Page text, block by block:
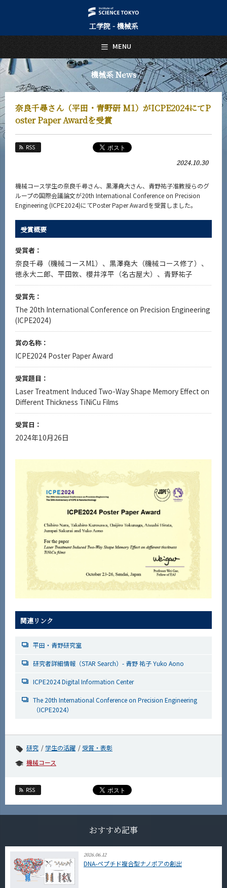
工学院 - 機械系
機械系 News
奈良千尋さん（平田・青野研 M1）がICPE2024にてP
oster Paper Awardを受賞
RSS
2024.10.30
機械コース学生の奈良千尋さん、黒澤堯大さん、青野祐子准教授らのグ
ループの国際会議論文が20th International Conference on Precision
Engineering (ICPE2024)にてPoster Paper Awardを受賞しました。
受賞概要
受賞者：
奈良千尋（機械コースM1）、黒澤堯大（機械コース修了）、
徳永大二郎、平田敦、櫻井淳平（名古屋大）、青野祐子
受賞先：
The 20th International Conference on Precision Engineering
(ICPE2024)
賞の名称：
ICPE2024 Poster Paper Award
受賞題目：
Laser Treatment Induced Two-Way Shape Memory Effect on
Different Thickness TiNiCu Films
受賞日：
2024年10月26日
関連リンク
平田・青野研究室
研究者詳細情報（STAR Search）- 青野 祐子 Yuko Aono
ICPE2024 Digital Information Center
The 20th International Conference on Precision Engineering
（ICPE2024）
研究 学生の活躍
受賞・表彰
機械コース
RSS
おすすめ記事
2026.06.12
DNA-ペプチド複合型ナノポアの創出
MENU
日本語 English
トップページ
Top Page
機械系について
About Us
教育
Education
教員・研究室
Faculty and Laboratories
入学案内
Admissions
機械系 News
News
News 一覧
カテゴリ別
月別
イベントカレンダー
サイト構成